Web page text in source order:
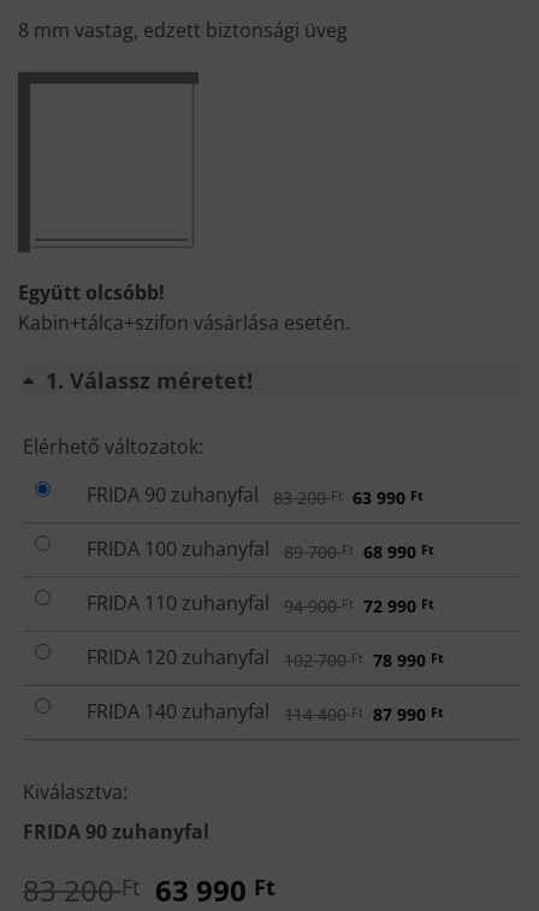
8 mm vastag, edzett biztonsági üveg
Együtt olcsóbb!
Kabin+tálca+szifon vásárlása esetén.
1 Válassz méretet!
VÁLASSZ
MÉRETET!
Elérhető változatok:
FRIDA 90 zuhanyfal
83 200Ft Original
83
200 Ft.
63 990 FtCurrent
63
FRIDA 100 zuhanyfal 89 700Ft Original
89
700 Ft.
68 990 FtCurrent
68
FRIDA 110 zuhanyfal 94 900Ft Original
94
900 Ft.
72 990 FtCurrent
72
FRIDA 120 zuhanyfal 102 700Ft Original
102
700 Ft.
78 990 FtCurrent
78
FRIDA 140 zuhanyfal 114 400Ft Original
87 990 FtCurrent
Kiválasztva:
FRIDA 90 zuhanyfal
83 200Ft Original
63 990 Ft